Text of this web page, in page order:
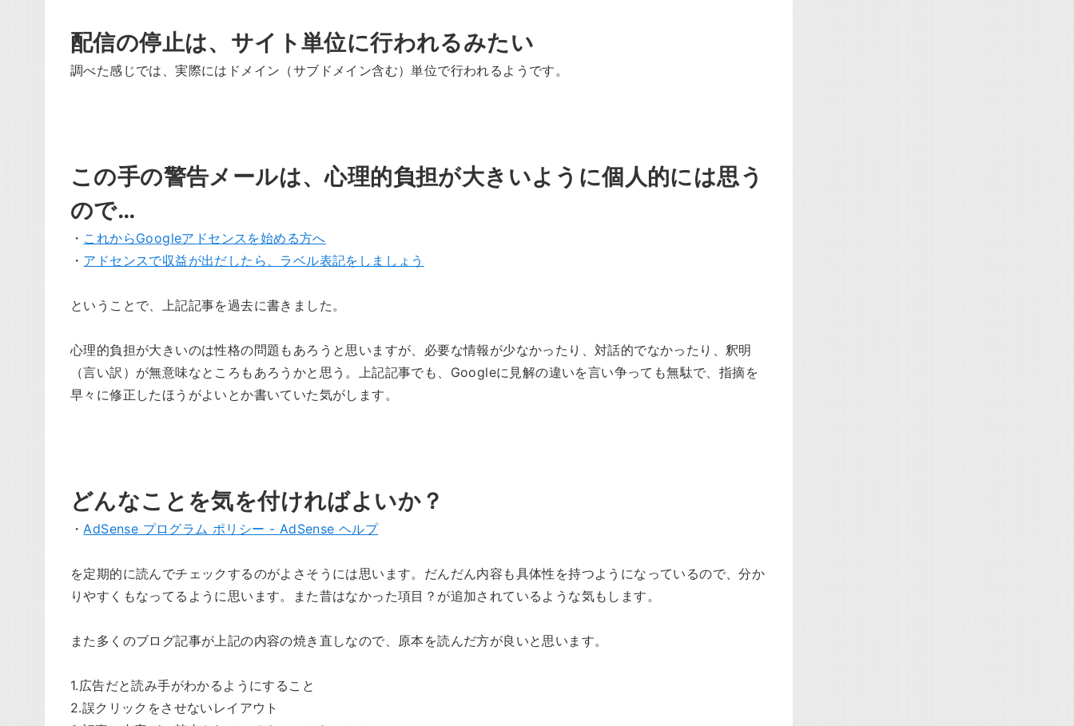
配信の停止は、サイト単位に行われるみたい
調べた感じでは、実際にはドメイン（サブドメイン含む）単位で行われるようです。
この手の警告メールは、心理的負担が大きいように個人的には思う
ので…
・ これからGoogleアドセンスを始める方へ
・ アドセンスで収益が出だしたら、ラベル表記をしましょう
ということで、上記記事を過去に書きました。
心理的負担が大きいのは性格の問題もあろうと思いますが、必要な情報が少なかったり、対話的でなかったり、釈明
（言い訳）が無意味なところもあろうかと思う。上記記事でも、Googleに見解の違いを言い争っても無駄で、指摘を
早々に修正したほうがよいとか書いていた気がします。
どんなことを気を付ければよいか？
・AdSense プログラム ポリシー - AdSense ヘルプ
を定期的に読んでチェックするのがよさそうには思います。だんだん内容も具体性を持つようになっているので、分か
りやすくもなってるように思います。また昔はなかった項目？が追加されているような気もします。
また多くのブログ記事が上記の内容の焼き直しなので、原本を読んだ方が良いと思います。
1.広告だと読み手がわかるようにすること
2.誤クリックをさせないレイアウト